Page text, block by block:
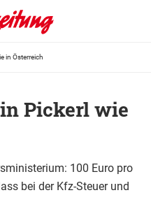
in Österreich
Pickerl wie
100 Euro pro
bei der Kfz-Steuer und